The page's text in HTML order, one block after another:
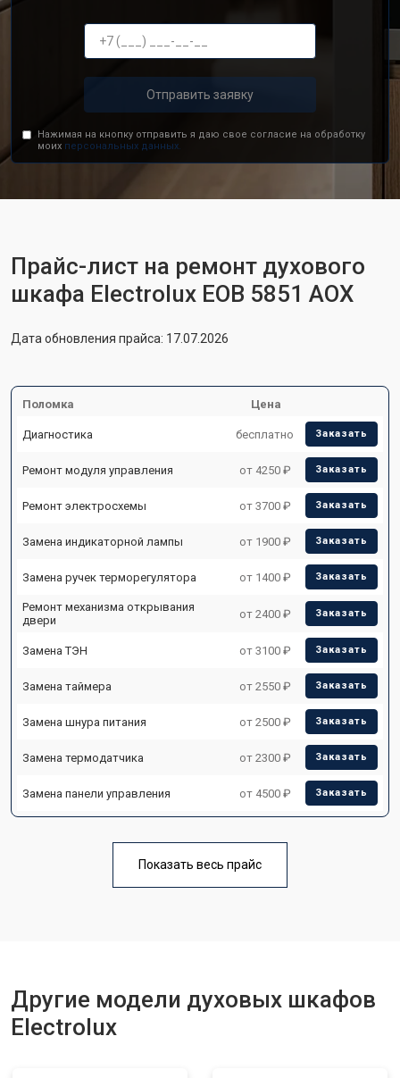
Отправить заявку
Нажимая на кнопку отправить я даю свое согласие на обработку
моих персональных данных.
Прайс-лист на ремонт духового
шкафа Electrolux EOB 5851 AOX
Дата обновления прайса: 17.07.2026
Поломка Цена
Диагностика бесплатно Заказать
Ремонт модуля управления от 4250 ₽ Заказать
Ремонт электросхемы от 3700 ₽ Заказать
Замена индикаторной лампы от 1900 ₽ Заказать
Замена ручек терморегулятора от 1400 ₽ Заказать
Ремонт механизма открывания
двери
от 2400 ₽ Заказать
Замена ТЭН от 3100 ₽ Заказать
Замена таймера от 2550 ₽ Заказать
Замена шнура питания от 2500 ₽ Заказать
Замена термодатчика от 2300 ₽ Заказать
Замена панели управления от 4500 ₽ Заказать
Показать весь прайс
Другие модели духовых шкафов
Electrolux